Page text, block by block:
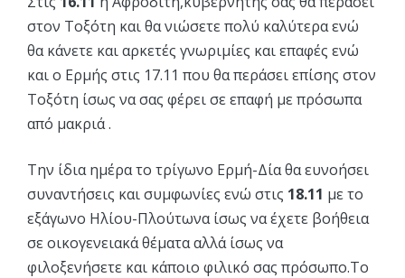
στον Τοξότη και θα νιώσετε πολύ καλύτερα ενώ
θα κάνετε και αρκετές γνωριμίες και επαφές ενώ
και ο Ερμής στις 17.11 που θα περάσει επίσης στον
Τοξότη ίσως να σας φέρει σε επαφή με πρόσωπα
από μακριά .
Την ίδια ημέρα το τρίγωνο Ερμή-Δία θα ευνοήσει
συναντήσεις και συμφωνίες ενώ στις 18.11 με το
εξάγωνο Ηλίου-Πλούτωνα ίσως να έχετε βοήθεια
σε οικογενειακά θέματα αλλά ίσως να
φιλοξενήσετε και κάποιο φιλικό σας πρόσωπο.Το